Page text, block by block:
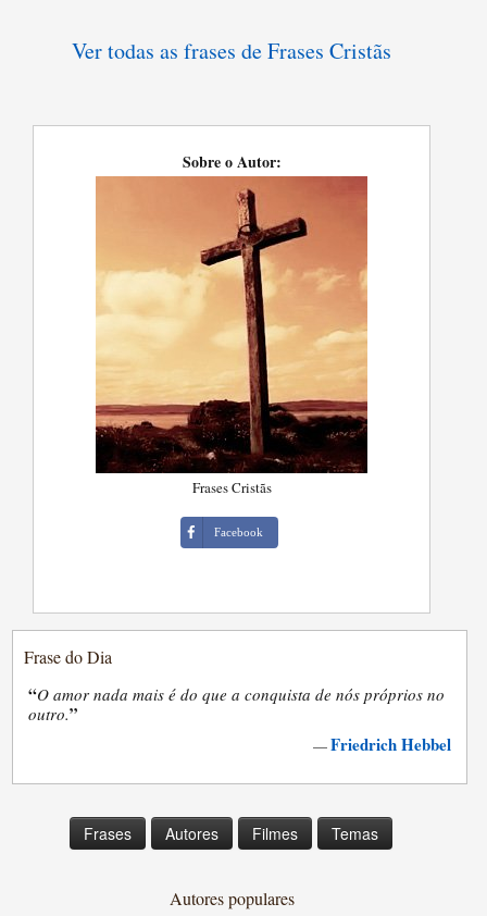
Ver todas as frases de Frases Cristãs
Sobre o Autor:
Frases Cristãs
Facebook
Frase do Dia
“O amor nada mais é do que a conquista de nós próprios no
outro.”
—Friedrich Hebbel
Frases Autores Filmes Temas
Autores populares